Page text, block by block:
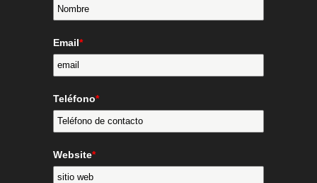
Email*
Teléfono*
Website*